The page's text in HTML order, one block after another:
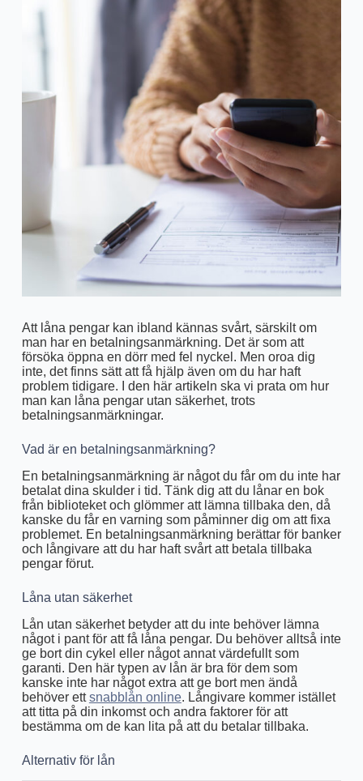
Att låna pengar kan ibland kännas svårt, särskilt om
man har en betalningsanmärkning. Det är som att
försöka öppna en dörr med fel nyckel. Men oroa dig
inte, det finns sätt att få hjälp även om du har haft
problem tidigare. I den här artikeln ska vi prata om hur
man kan låna pengar utan säkerhet, trots
betalningsanmärkningar.
Vad är en betalningsanmärkning?
En betalningsanmärkning är något du får om du inte har
betalat dina skulder i tid. Tänk dig att du lånar en bok
från biblioteket och glömmer att lämna tillbaka den, då
kanske du får en varning som påminner dig om att fixa
problemet. En betalningsanmärkning berättar för banker
och långivare att du har haft svårt att betala tillbaka
pengar förut.
Låna utan säkerhet
Lån utan säkerhet betyder att du inte behöver lämna
något i pant för att få låna pengar. Du behöver alltså inte
ge bort din cykel eller något annat värdefullt som
garanti. Den här typen av lån är bra för dem som
kanske inte har något extra att ge bort men ändå
behöver ettsnabblån online. Långivare kommer istället
att titta på din inkomst och andra faktorer för att
bestämma om de kan lita på att du betalar tillbaka.
Alternativ för lån